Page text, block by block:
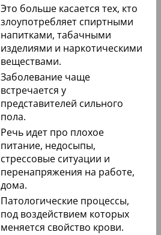
Это больше касается тех, кто
злоупотребляет спиртными
напитками, табачными
изделиями и наркотическими
веществами.
Заболевание чаще
встречается у
представителей сильного
пола.
Речь идет про плохое
питание, недосыпы,
стрессовые ситуации и
перенапряжения на работе,
дома.
Патологические процессы,
под воздействием которых
меняется свойство крови.